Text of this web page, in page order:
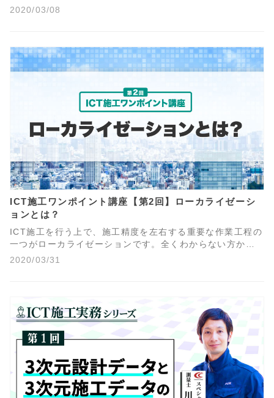
経営コンサルティング会社であり、測量会社でもある私た
2020/03/08
ICT施工ワンポイント講座【第2回】ローカライゼーシ
ョンとは？
ICT施工を行う上で、施工精度を左右する重要な作業工程の
一つがローカライゼーションです。全くわからない方か
ら、何となくぼんやりならわかるけど…という方向けに、
2020/03/31